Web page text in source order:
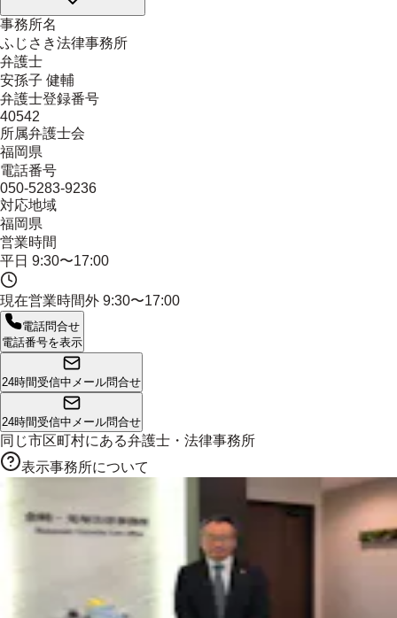
事務所名
ふじさき法律事務所
弁護士
安孫子 健輔
弁護士登録番号
40542
所属弁護士会
福岡県
電話番号
050-5283-9236
対応地域
福岡県
営業時間
平日 9:30〜17:00
現在営業時間外 9:30〜17:00
電話問合せ
電話番号を表示
24時間受信中 メール問合せ
24時間受信中 メール問合せ
同じ市区町村にある弁護士・法律事務所
表示事務所について